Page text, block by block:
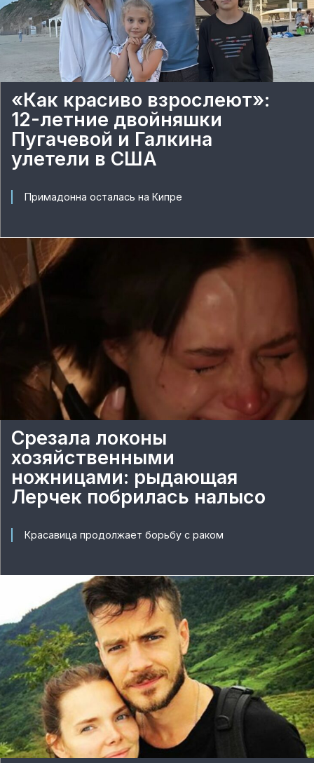
«Как красиво взрослеют»:
12-летние двойняшки
Пугачевой и Галкина
улетели в США
Примадонна осталась на Кипре
Срезала локоны
хозяйственными
ножницами: рыдающая
Лерчек побрилась налысо
Красавица продолжает борьбу с раком